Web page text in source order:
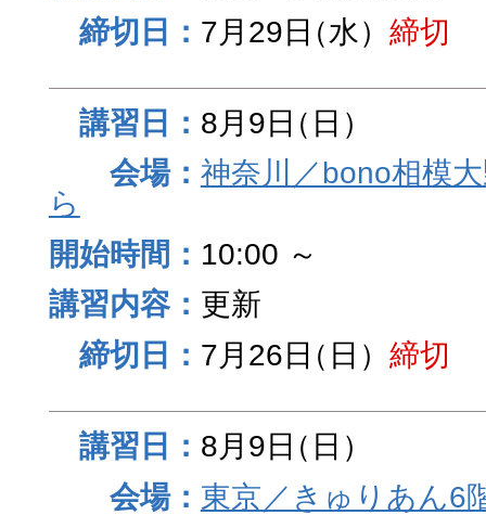
7月29日（水） 締切
8月9日（日）
神奈川／bono相模
ら
10:00 ～
更新
7月26日（日） 締切
8月9日（日）
東京／きゅりあん6